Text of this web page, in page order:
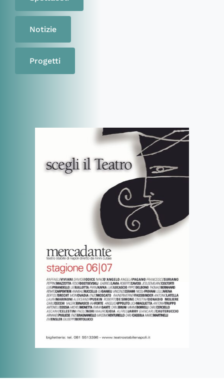
Notizie
Progetti